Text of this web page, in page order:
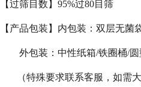
【过筛目数】95%过80目筛
【产品包装】内包装：双层无菌
外包装：中性纸箱/铁圈桶/圆
（特殊要求联系客服，如需大